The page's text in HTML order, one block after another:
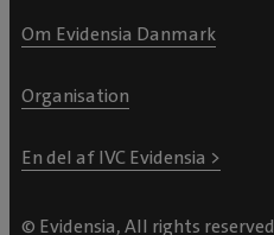
Om Evidensia Danmark
Organisation
En del af IVC Evidensia >
© Evidensia, All rights reserved